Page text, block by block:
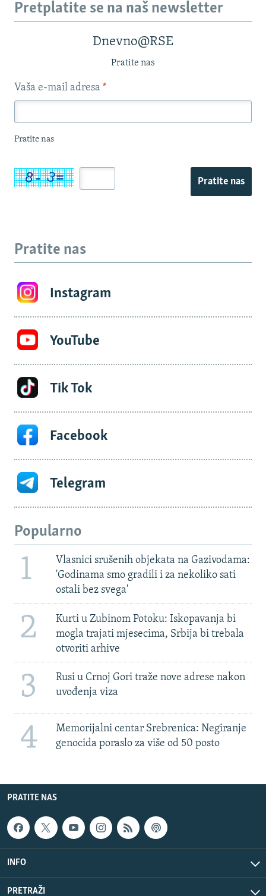
Pretplatite se na naš newsletter
Dnevno@RSE
Pratite nas
Vaša e-mail adresa *
Pratite nas
Pratite nas
Pratite nas
Instagram
YouTube
Tik Tok
Facebook
Telegram
Popularno
1
Vlasnici srušenih objekata na Gazivodama:
'Godinama smo gradili i za nekoliko sati
ostali bez svega'
2
Kurti u Zubinom Potoku: Iskopavanja bi
mogla trajati mjesecima, Srbija bi trebala
otvoriti arhive
3
Rusi u Crnoj Gori traže nove adrese nakon
uvođenja viza
4
Memorijalni centar Srebrenica: Negiranje
genocida poraslo za više od 50 posto
PRATITE NAS
INFO
PRETRAŽI